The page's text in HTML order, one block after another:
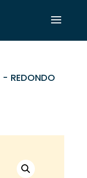
- REDONDO